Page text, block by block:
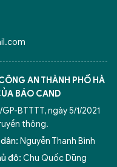
AN THÀNH PHỐ HÀ
BÁO CAND
BTTTT, ngày 5/1/2021
thông.
Nguyễn Thanh Bình
đô: Chu Quốc Dũng